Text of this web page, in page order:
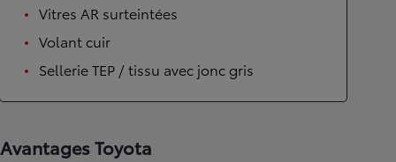
Vitres AR surteintées
Volant cuir
Sellerie TEP / tissu avec jonc gris
Avantages Toyota